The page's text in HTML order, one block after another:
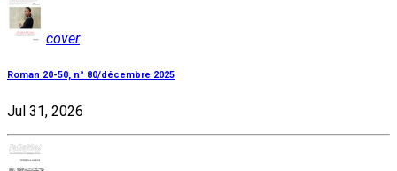
cover
Roman 20-50, n° 80/décembre 2025
Jul 31, 2026